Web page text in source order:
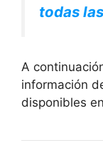
todas
A
información
disponibles